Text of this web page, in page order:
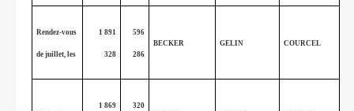
Rendez-vous
de juillet, les
1 891
328
596
286
BECKER GELIN COURCEL
1 869 320